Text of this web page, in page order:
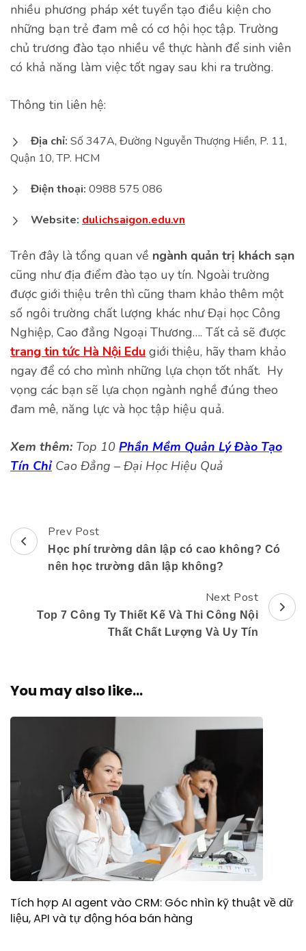
nhiều phương pháp xét tuyển tạo điều kiện cho
những bạn trẻ đam mê có cơ hội học tập. Trường
chủ trương đào tạo nhiều về thực hành để sinh viên
có khả năng làm việc tốt ngay sau khi ra trường.
Thông tin liên hệ:
Địa chỉ: Số 347A, Đường Nguyễn Thượng Hiền, P. 11,
Quận 10, TP. HCM
Điện thoại: 0988 575 086
Website: dulichsaigon.edu.vn
Trên đây là tổng quan về ngành quản trị khách sạn
cũng như địa điểm đào tạo uy tín. Ngoài trường
được giới thiệu trên thì cũng tham khảo thêm một
số ngôi trường chất lượng khác như Đại học Công
Nghiệp, Cao đẳng Ngoại Thương…. Tất cả sẽ được
trang tin tức Hà Nội Edu giới thiệu, hãy tham khảo
ngay để có cho mình những lựa chọn tốt nhất. Hy
vọng các bạn sẽ lựa chọn ngành nghề đúng theo
đam mê, năng lực và học tập hiệu quả.
Xem thêm: Top 10 Phần Mềm Quản Lý Đào Tạo
Tín ChỉCao Đẳng – Đại Học Hiệu Quả
Post
Navigation
Prev Post
Học phí trường dân lập có cao không? Có
nên học trường dân lập không?
Next Post
Top 7 Công Ty Thiết Kế Và Thi Công Nội
Thất Chất Lượng Và Uy Tín
You may also like...
Tích hợp AI agent vào CRM: Góc nhìn kỹ thuật về dữ
liệu, API và tự động hóa bán hàng